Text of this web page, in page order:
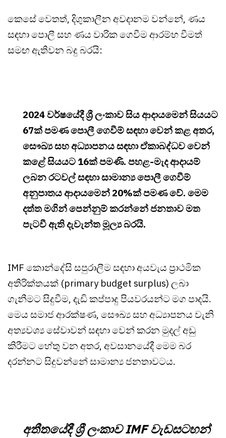
කෙසේ වෙතත්, දිගුකාලීන අවදානම වන්නේ, ණය
සඳහා පොලී සහ ණය වාරික ගෙවීම ආරම්භ වීමත්
සමඟ ඇතිවන බදු බරයි:
2024 වර්ෂයේදී ශ්‍රී ලංකාව සිය ආදායමෙන් සියයට
67ක් පමණ පොලී ගෙවීම් සඳහා වෙන් කළ අතර,
සෞඛ්‍ය සහ අධ්‍යාපනය සඳහා ඒකාබද්ධව වෙන්
කළේ සියයට 16ක් පමණි. පහළ-මැද ආදායම්
ලබන රටවල් සඳහා සාමාන්‍ය පොලී ගෙවීම්
අනුපාතය ආදායමෙන් 20%ක් පමණ වේ. මෙම
දත්ත මගින් පෙන්නුම් කරන්නේ ජනතාව මත
පැටවී ඇති දැවැන්ත මූල්‍ය බරයි.
IMF කොන්දේසි සපුරාලීම සඳහා අයවැය ප්‍රාථමික
අතිරික්තයක් (primary budget surplus) ලබා
ගැනීමට සිදුවීම, දැඩි කප්පාදු පියවරයන්ට මග පාදයි.
මෙය සමාජ ආරක්ෂණ, සෞඛ්‍ය සහ අධ්‍යාපනය වැනි
අත්‍යවශ්‍ය සේවාවන් සඳහා වෙන් කරන මුදල් අඩු
කිරීමට හේතු වන අතර, අවසානයේදී මෙම බර
දරන්නට සිදුවන්නේ සාමාන්‍ය ජනතාවටය.
අතීතයේදී ශ්‍රී ලංකාව IMF වැඩසටහන්